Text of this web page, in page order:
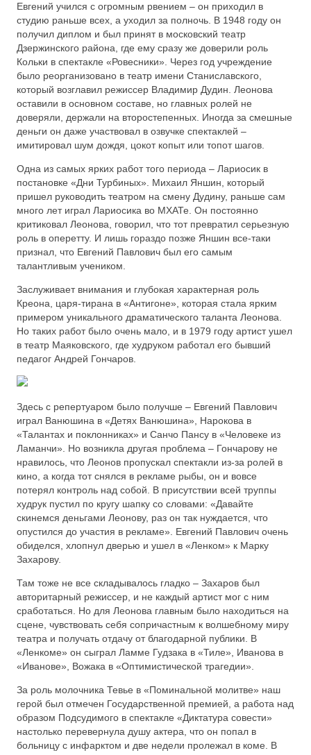
Евгений учился с огромным рвением – он приходил в
студию раньше всех, а уходил за полночь. В 1948 году он
получил диплом и был принят в московский театр
Дзержинского района, где ему сразу же доверили роль
Кольки в спектакле «Ровесники». Через год учреждение
было реорганизовано в театр имени Станиславского,
который возглавил режиссер Владимир Дудин. Леонова
оставили в основном составе, но главных ролей не
доверяли, держали на второстепенных. Иногда за смешные
деньги он даже участвовал в озвучке спектаклей –
имитировал шум дождя, цокот копыт или топот шагов.
Одна из самых ярких работ того периода – Лариосик в
постановке «Дни Турбиных». Михаил Яншин, который
пришел руководить театром на смену Дудину, раньше сам
много лет играл Лариосика во МХАТе. Он постоянно
критиковал Леонова, говорил, что тот превратил серьезную
роль в оперетту. И лишь гораздо позже Яншин все-таки
признал, что Евгений Павлович был его самым
талантливым учеником.
Заслуживает внимания и глубокая характерная роль
Креона, царя-тирана в «Антигоне», которая стала ярким
примером уникального драматического таланта Леонова.
Но таких работ было очень мало, и в 1979 году артист ушел
в театр Маяковского, где худруком работал его бывший
педагог Андрей Гончаров.
Здесь с репертуаром было получше – Евгений Павлович
играл Ванюшина в «Детях Ванюшина», Нарокова в
«Талантах и поклонниках» и Санчо Пансу в «Человеке из
Ламанчи». Но возникла другая проблема – Гончарову не
нравилось, что Леонов пропускал спектакли из-за ролей в
кино, а когда тот снялся в рекламе рыбы, он и вовсе
потерял контроль над собой. В присутствии всей труппы
худрук пустил по кругу шапку со словами: «Давайте
скинемся деньгами Леонову, раз он так нуждается, что
опустился до участия в рекламе». Евгений Павлович очень
обиделся, хлопнул дверью и ушел в «Ленком» к Марку
Захарову.
Там тоже не все складывалось гладко – Захаров был
авторитарный режиссер, и не каждый артист мог с ним
сработаться. Но для Леонова главным было находиться на
сцене, чувствовать себя сопричастным к волшебному миру
театра и получать отдачу от благодарной публики. В
«Ленкоме» он сыграл Ламме Гудзака в «Тиле», Иванова в
«Иванове», Вожака в «Оптимистической трагедии».
За роль молочника Тевье в «Поминальной молитве» наш
герой был отмечен Государственной премией, а работа над
образом Подсудимого в спектакле «Диктатура совести»
настолько перевернула душу актера, что он попал в
больницу с инфарктом и две недели пролежал в коме. В